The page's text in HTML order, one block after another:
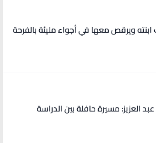
ويرقص معها في أجواء مليئة بالفرحة
الخامسة .. دلال عبد العزيز: مسيرة حافلة بين الدراسة